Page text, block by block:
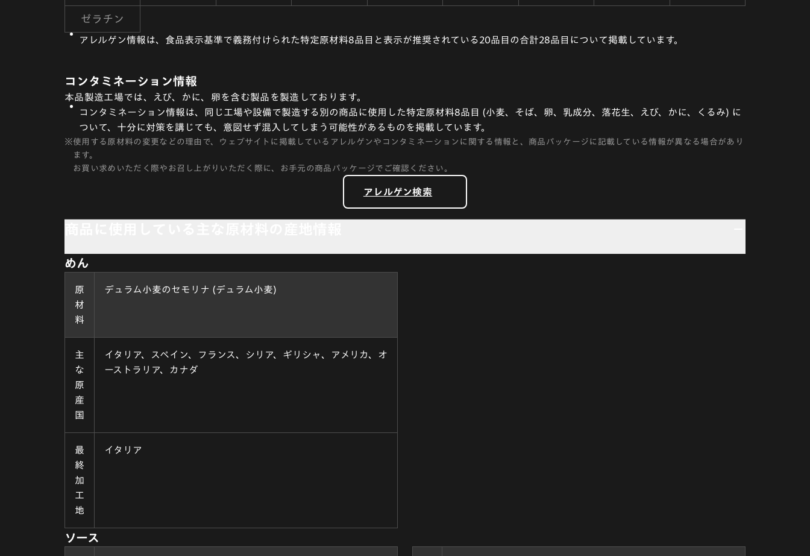
ゼラチン
アレルゲン情報は、食品表示基準で義務付けられた特定原材料8品目と表示が推奨されている20品目の合計28品目について掲載しています。
コンタミネーション情報
本品製造工場では、えび、かに、卵を含む製品を製造しております。
コンタミネーション情報は、同じ工場や設備で製造する別の商品に使用した特定原材料8品目 (小麦、そば、卵、乳成分、落花生、えび、かに、くるみ) に
ついて、十分に対策を講じても、意図せず混入してしまう可能性があるものを掲載しています。
※使用する原材料の変更などの理由で、ウェブサイトに掲載しているアレルゲンやコンタミネーションに関する情報と、商品パッケージに記載している情報が異なる場合があり
ます。
お買い求めいただく際やお召し上がりいただく際に、お手元の商品パッケージでご確認ください。
アレルゲン検索
めん
原
材
料
デュラム小麦のセモリナ (デュラム小麦)
主
な
原
産
国
イタリア、スペイン、フランス、シリア、ギリシャ、アメリカ、オ
ーストラリア、カナダ
最
終
加
工
地
イタリア
ソース